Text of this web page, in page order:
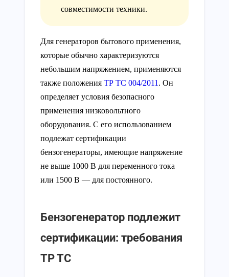
совместимости техники.
Для генераторов бытового применения,
которые обычно характеризуются
небольшим напряжением, применяются
также положения ТР ТС 004/2011 . Он
определяет условия безопасного
применения низковольтного
оборудования. С его использованием
подлежат сертификации
бензогенераторы, имеющие напряжение
не выше 1000 В для переменного тока
или 1500 В — для постоянного.
Бензогенератор подлежит
сертификации: требования
ТР ТС